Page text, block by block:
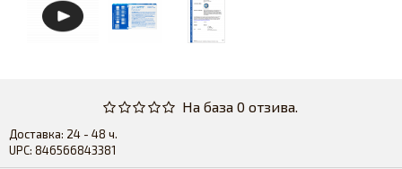
Доставка: 24 - 48 ч.
UPC: 846566843381
На база 0 отзива.